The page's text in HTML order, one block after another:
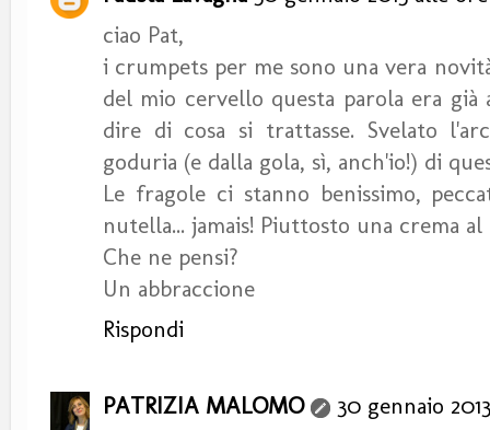
ciao Pat,
i crumpets per me sono una vera
del mio cervello questa parola era già
dire di cosa si trattasse. Svelato
goduria (e dalla gola, sì, anch'io!) di
Le fragole ci stanno benissimo,
nutella... jamais! Piuttosto una crema
Che ne pensi?
Un abbraccione
Rispondi
PATRIZIA MALOMO
30 gennaio